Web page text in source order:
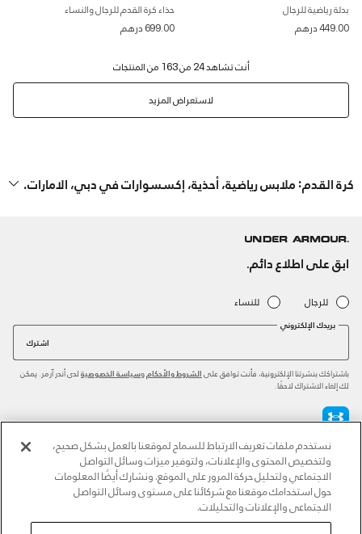
بدلة رياضية للرجال
449.00 درهم
حذاء كرة القدم للرجال والنساء
699.00 درهم
‏‫أنت تشاهد 24 من 163 من المنتجات
لاستعراض المزيد
كرة القدم: ملابس رياضية، أحذية، إكسسوارات في دبي، الامارات.
ابق على اطلاع دائم.
للرجال للنساء
بريدك الإلكتروني
اشترك
باشتراكك بنشرتنا الإلكترونية، فأنت توافق على الشروط والأحكام وسياسة الخصوصية لدى أندر آرمر. يمكن
لك إلغاء الاشتراك لاحقًا.
طرق الدفع المعتمدة
نستخدم ملفات تعريف الارتباط للسماح لموقعنا بالعمل بشكل صحيح،
ولتخصيص المحتوى والإعلانات، ولتوفير ميزات وسائل التواصل
الاجتماعي ولتحليل حركة المرور على الموقع. ونشارك أيضًا المعلومات
حول استخدامك موقعنا مع شركائنا على مستوى وسائل التواصل
الاجتماعي والإعلانات والتحليلات.